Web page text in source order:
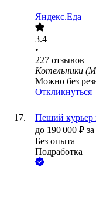
Яндекс.Еда
3.4
•
227 отзывов
Котельники
Можно без
Откликнуться
Пеший курьер
до 190 000 ₽
Без опыта
Подработка